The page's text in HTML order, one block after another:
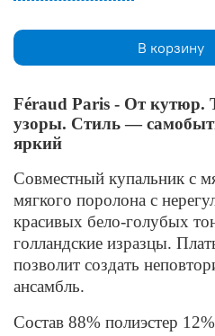
В корзину
Féraud Paris - От кутюр.
узоры. Стиль —
яркий
Совместный купальник с
мягкого поролона с
красивых бело-голубых
голландские изразцы.
позволит создать
ансамбль.
Состав 88% полиэстер 12%